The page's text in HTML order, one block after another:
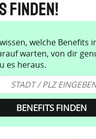
finden!
welche Benefits
warten, von dir
es heraus.